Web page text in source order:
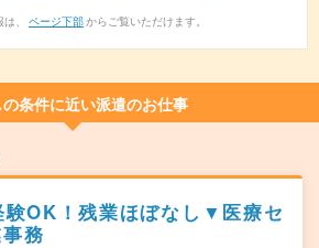
、 ページ下部 からご覧いただけます。
条件に近い派遣のお仕事
験OK！残業ほぼなし▼医療セ
務